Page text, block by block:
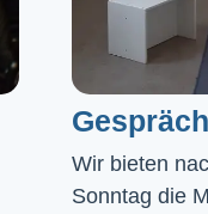
Wir bieten
Sonntag die